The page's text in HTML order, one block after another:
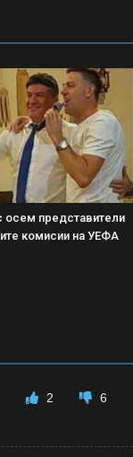
осем представители
комисии на УЕФА
2
6